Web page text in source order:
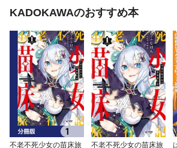
KADOKAWAのおすすめ本
不老不死少女の苗床旅 不老不死少女の苗床旅